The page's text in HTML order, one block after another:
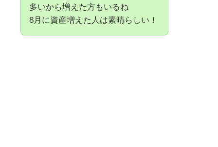
多いから増えた方もいるね
8月に資産増えた人は素晴らしい！